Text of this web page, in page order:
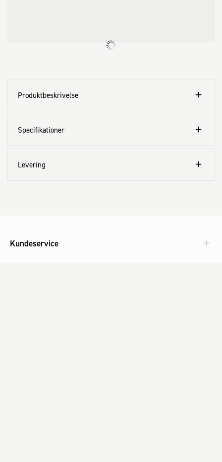
Produktbeskrivelse
Specifikationer
Levering
Kundeservice